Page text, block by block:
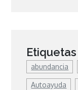
Etiquetas
abundancia
Autoayuda